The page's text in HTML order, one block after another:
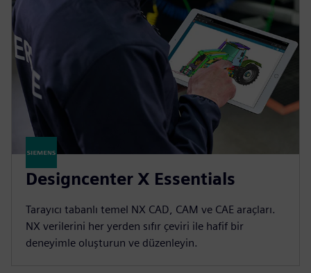
Designcenter X Essentials
Tarayıcı tabanlı temel NX CAD, CAM ve CAE araçları.
NX verilerini her yerden sıfır çeviri ile hafif bir
deneyimle oluşturun ve düzenleyin.